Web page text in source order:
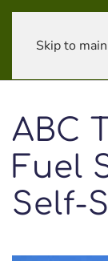
Skip to
ABC
Fuel
Self-